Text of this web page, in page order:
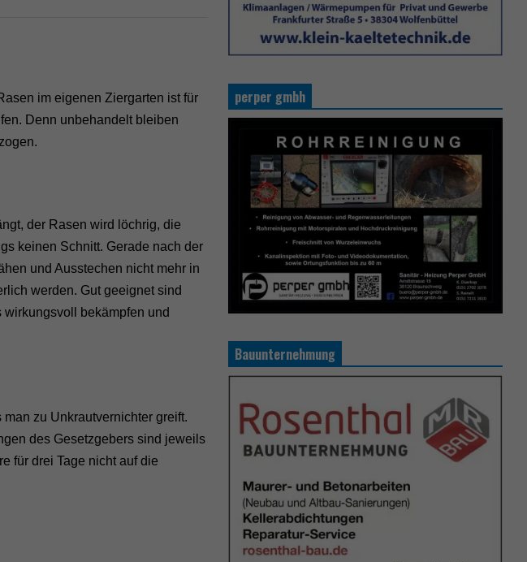
im eigenen Ziergarten ist für
Denn unbehandelt bleiben
der Rasen wird löchrig, die
keinen Schnitt. Gerade nach der
und Ausstechen nicht mehr in
werden. Gut geeignet sind
bekämpfen und
zu Unkrautvernichter greift.
des Gesetzgebers sind jeweils
für drei Tage nicht auf die
perper gmbh
Bauunternehmung